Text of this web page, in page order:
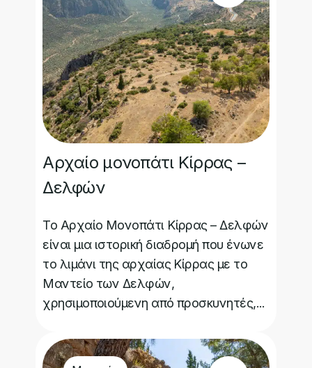
Αρχαίο μονοπάτι Κίρρας –
Δελφών
Το Αρχαίο Μονοπάτι Κίρρας – Δελφών
είναι μια ιστορική διαδρομή που ένωνε
το λιμάνι της αρχαίας Κίρρας με το
Μαντείο των Δελφών,
χρησιμοποιούμενη από προσκυνητές,...